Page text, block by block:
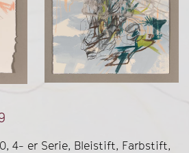
4- er Serie, Bleistift, Farbstift,